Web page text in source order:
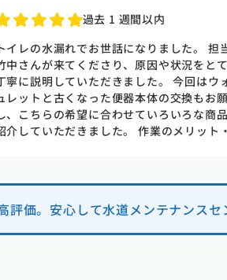
過去 1 週間以内
イレの水漏れでお世話になりました。 担
中さんが来てくださり、原因や状況をと
寧に説明していただきました。 今回はウ
レットと古くなった便器本体の交換もお
、こちらの希望に合わせていろいろな商
介していただきました。 作業のメリット
してお任せできました。 料金は数社で相
も充実していました。 次回は家の配管清
願いしようと思います。 ありがとうござ
価。安心して水道メンテナンス